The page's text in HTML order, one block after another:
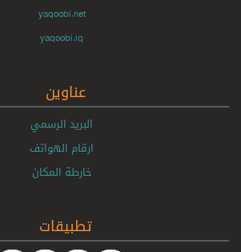
yaqoobi.net
yaqoobi.iq
عناوين
البريد الرسمي
ارقام الهواتف
خارطة المكان
تطبيقات